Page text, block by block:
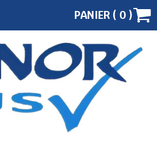
PANIER ( 0 )